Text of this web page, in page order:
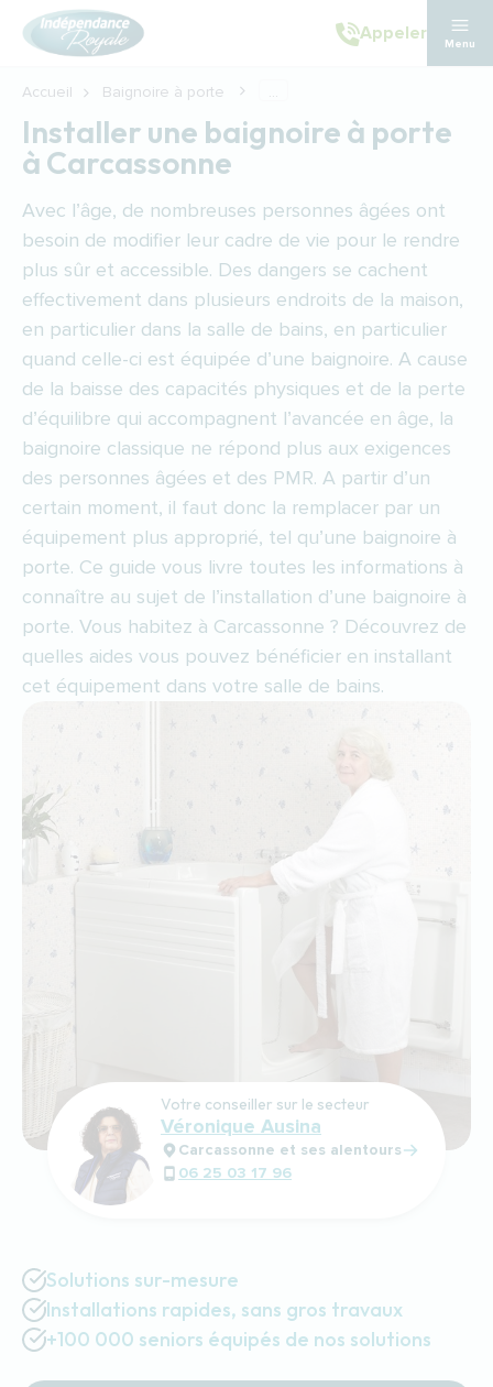
Aller au contenu principal
Appeler
Menu
Accueil Baignoire à porte ...
Installer une baignoire à porte
à Carcassonne
Avec l’âge, de nombreuses personnes âgées ont
besoin de modifier leur cadre de vie pour le rendre
plus sûr et accessible. Des dangers se cachent
effectivement dans plusieurs endroits de la maison,
en particulier dans la salle de bains, en particulier
quand celle-ci est équipée d’une baignoire. A cause
de la baisse des capacités physiques et de la perte
d’équilibre qui accompagnent l’avancée en âge, la
baignoire classique ne répond plus aux exigences
des personnes âgées et des PMR. A partir d’un
certain moment, il faut donc la remplacer par un
équipement plus approprié, tel qu’une baignoire à
porte. Ce guide vous livre toutes les informations à
connaître au sujet de l’installation d’une baignoire à
porte. Vous habitez à Carcassonne ? Découvrez de
quelles aides vous pouvez bénéficier en installant
cet équipement dans votre salle de bains.
Votre conseiller sur le secteur
Véronique Ausina
Carcassonne et ses alentours
06 25 03 17 96
Solutions sur-mesure
Installations rapides, sans gros travaux
+100 000 seniors équipés de nos solutions